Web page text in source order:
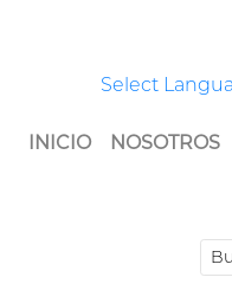
Select
INICIO NOSOTROS